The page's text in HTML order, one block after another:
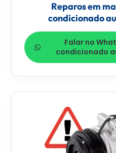
Reparos em
condicionado
Falar no
condicionado